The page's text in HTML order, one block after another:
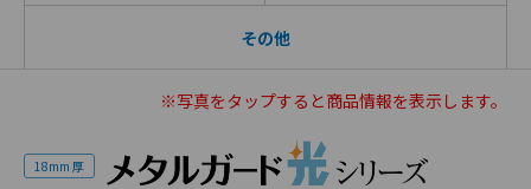
その他
※写真をタップすると商品情報を表示します。
18mm 厚